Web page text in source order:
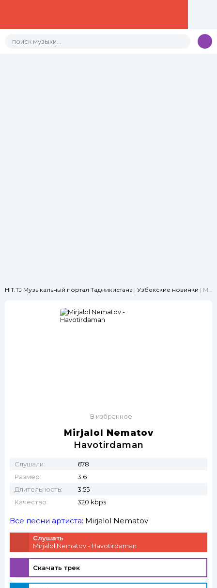
HIT.TJ Музыкальный портал Таджикистана | Узбекские новинки | Mirjalol Nematov - Havotirdaman
В избранное
Mirjalol Nematov
Havotirdaman
Слушали:
678
Размер:
3.6
Длительность:
3:55
Качество:
320 kbps
Все песни артиста: Mirjalol Nematov
Слушать
Mirjalol Nematov - Havotirdaman
Скачать трек